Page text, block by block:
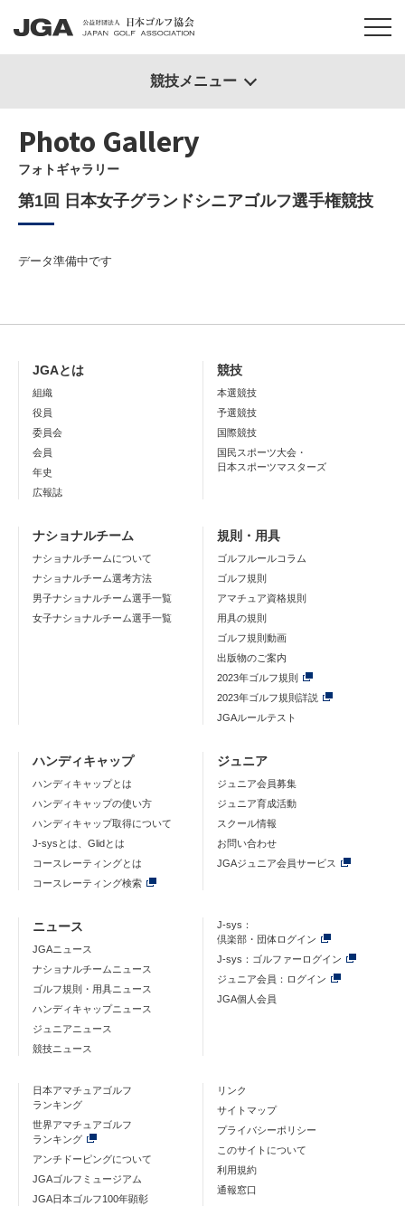
Photo Gallery
フォトギャラリー
第1回 日本女子グランドシニアゴルフ選手権競技
データ準備中です
競技メニュー
JGAとは
組織
役員
委員会
会員
年史
広報誌
競技
本選競技
予選競技
国際競技
国民スポーツ大会・
日本スポーツマスターズ
ナショナルチーム
ナショナルチームについて
ナショナルチーム選考方法
男子ナショナルチーム選手一覧
女子ナショナルチーム選手一覧
規則・用具
ゴルフルールコラム
ゴルフ規則
アマチュア資格規則
用具の規則
ゴルフ規則動画
出版物のご案内
2023年ゴルフ規則
2023年ゴルフ規則詳説
JGAルールテスト
ハンディキャップ
ハンディキャップとは
ハンディキャップの使い方
ハンディキャップ取得について
J-sysとは、Glidとは
コースレーティングとは
コースレーティング検索
ジュニア
ジュニア会員募集
ジュニア育成活動
スクール情報
お問い合わせ
JGAジュニア会員サービス
ニュース
JGAニュース
ナショナルチームニュース
ゴルフ規則・用具ニュース
ハンディキャップニュース
ジュニアニュース
競技ニュース
J-sys：
倶楽部・団体ログイン
J-sys：ゴルファーログイン
ジュニア会員：ログイン
JGA個人会員
日本アマチュアゴルフ
ランキング
世界アマチュアゴルフ
ランキング
アンチドーピングについて
JGAゴルフミュージアム
JGA日本ゴルフ100年顕彰
リンク
サイトマップ
プライバシーポリシー
このサイトについて
利用規約
通報窓口